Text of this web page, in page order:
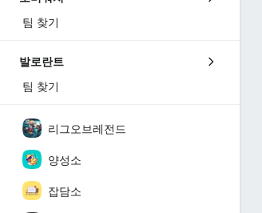
팀 찾기
발로란트
팀 찾기
리그오브레전드
양성소
잡담소